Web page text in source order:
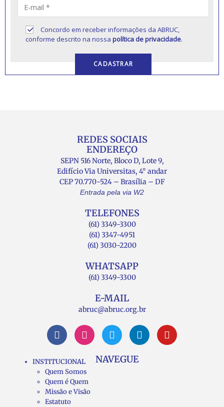
Concordo em receber informações da ABRUC,
conforme descrito na nossapolítica de privacidade.
REDES SOCIAIS
ENDEREÇO
SEPN 516 Norte, Bloco D, Lote 9,
Edifício Via Universitas, 4° andar
CEP 70.770-524 – Brasília – DF
Entrada pela via W2
TELEFONES
(61) 3349-3300
(61) 3347-4951
(61) 3030-2200
WHATSAPP
(61) 3349-3300
E-MAIL
abruc@abruc.org.br
NAVEGUE
INSTITUCIONAL
Quem Somos
Quem é Quem
Missão e Visão
Estatuto